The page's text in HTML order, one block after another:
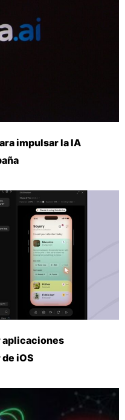
impulsar la IA
aplicaciones
iOS